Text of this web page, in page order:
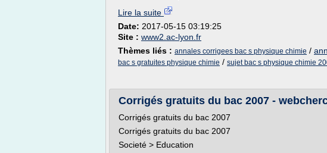
Lire la suite
Date: 2017-05-15 03:19:25
Site : www2.ac-lyon.fr
Thèmes liés : annales corrigees bac s physique chimie /
bac s gratuites physique chimie / sujet bac s physique chimie
Corrigés gratuits du bac 2007 -
Corrigés gratuits du bac 2007
Corrigés gratuits du bac 2007
Societé > Education